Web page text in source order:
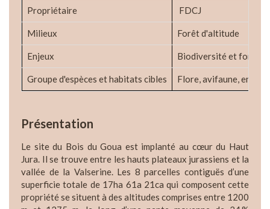
Propriétaire FDCJ
Milieux Forêt d'altitude
Enjeux Biodiversité et
Groupe d'espèces et habitats cibles Flore, avifaune,
Présentation
Le site du Bois du Goua est implanté au cœur du Haut
Jura. Il se trouve entre les hauts plateaux jurassiens et la
vallée de la Valserine. Les 8 parcelles contiguës d’une
superficie totale de 17ha 61a 21ca qui composent cette
propriété se situent à des altitudes comprises entre 1200